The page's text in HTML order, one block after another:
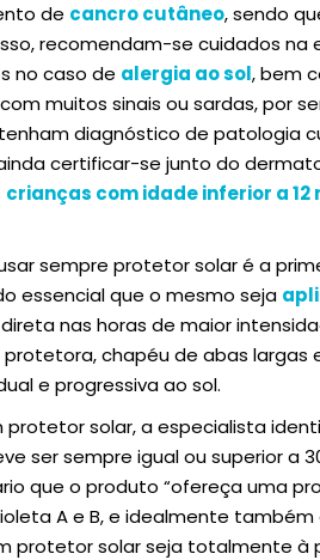
de cancro cutâneo, sendo
recomendam-se cuidados
no caso de alergia ao sol, bem
muitos sinais ou sardas, por
diagnóstico de patologia
certificar-se junto do
crianças com idade inferior a 12
sempre protetor solar é a
essencial que o mesmo seja
nas horas de maior
protetora, chapéu de abas largas
e progressiva ao sol.
solar, a especialista
ser sempre igual ou superior a
que o produto “ofereça uma
A e B, e idealmente também
protetor solar seja totalmente à